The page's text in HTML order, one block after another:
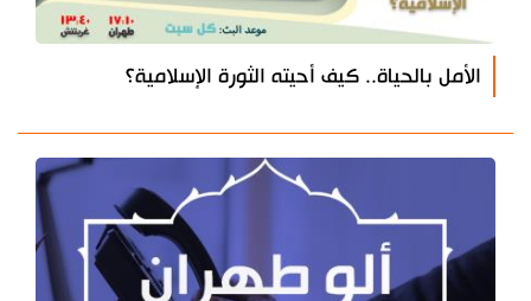
الأمل بالحياة.. كيف أحيته الثورة الإسلامية؟